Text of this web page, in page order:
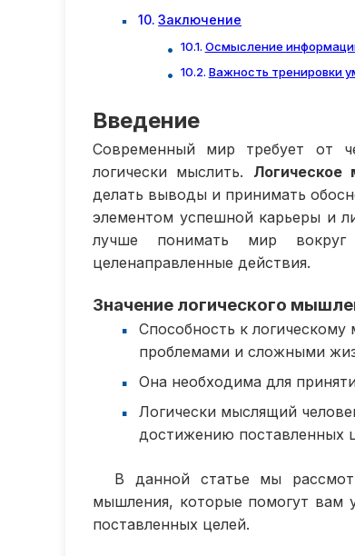
Заключение
Осмысление
Важность тренировки
Введение
Современный мир требует от
логически мыслить.
делать выводы и принимать
элементом успешной карьеры и
лучше понимать мир вокруг
целенаправленные действия.
Значение логического
Способность к
проблемами и сложными
Она необходима для
Логически мыслящий
достижению поставленных
В данной статье мы
мышления, которые помогут вам
поставленных целей.